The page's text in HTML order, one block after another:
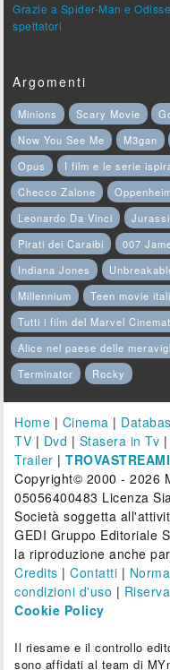
Grazie a Spider-Man e
spettatori
Argomenti
Minions Scary Movie
Now You See Me
M3gan
Opus
I film e le serie
Checco Zalone
Leonardo Da Vinci
Pirati dei Caraibi
007
Indiana Jones
Millennium
Teen movie
Tutti i film del Marvel
Alice nel paese delle
Terminator
Rocky
Home | Cinema |
TV | Dvd | Stasera in Tv |
Trailer |
Copyright© 2000 - 2026
05056400483 Licenza
Società soggetta
GEDI Gruppo Editoriale
la riproduzione anche
Credits |Contatti |
condizioni d'uso |
Cookie Policy
Il riesame e il controllo
sono affidati al team di